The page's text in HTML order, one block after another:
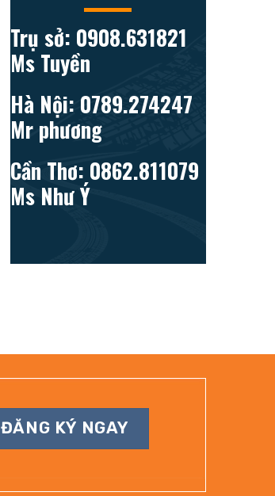
Trụ sở: 0908.631821
Ms Tuyền
Hà Nội: 0789.274247
Mr phương
Cần Thơ: 0862.811079
Ms Như Ý
ĐĂNG KÝ NGAY